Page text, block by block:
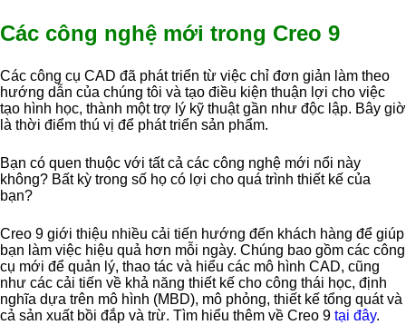
Các công nghệ mới trong Creo 9
Các công cụ CAD đã phát triển từ việc chỉ đơn giản làm theo
hướng dẫn của chúng tôi và tạo điều kiện thuận lợi cho việc
tạo hình học, thành một trợ lý kỹ thuật gần như độc lập. Bây giờ
là thời điểm thú vị để phát triển sản phẩm.
Bạn có quen thuộc với tất cả các công nghệ mới nổi này
không? Bất kỳ trong số họ có lợi cho quá trình thiết kế của
bạn?
Creo 9 giới thiệu nhiều cải tiến hướng đến khách hàng để giúp
bạn làm việc hiệu quả hơn mỗi ngày. Chúng bao gồm các công
cụ mới để quản lý, thao tác và hiểu các mô hình CAD, cũng
như các cải tiến về khả năng thiết kế cho công thái học, định
nghĩa dựa trên mô hình (MBD), mô phỏng, thiết kế tổng quát và
cả sản xuất bồi đắp và trừ. Tìm hiểu thêm về Creo 9 tại đây.